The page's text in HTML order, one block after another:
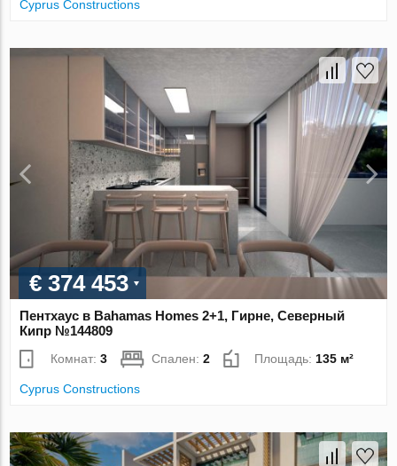
Cyprus Constructions
€ 374 453
Пентхаус в Bahamas Homes 2+1, Гирне, Северный
Кипр №144809
Комнат:3 Спален:2 Площадь:135 м²
Cyprus Constructions